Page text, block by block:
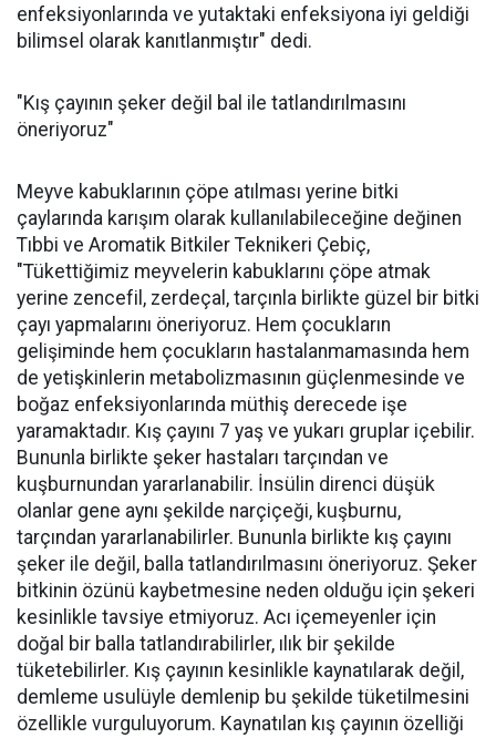
enfeksiyonlarında ve yutaktaki enfeksiyona iyi geldiği
bilimsel olarak kanıtlanmıştır" dedi.
"Kış çayının şeker değil bal ile tatlandırılmasını
öneriyoruz"
Meyve kabuklarının çöpe atılması yerine bitki
çaylarında karışım olarak kullanılabileceğine değinen
Tıbbi ve Aromatik Bitkiler Teknikeri Çebiç,
"Tükettiğimiz meyvelerin kabuklarını çöpe atmak
yerine zencefil, zerdeçal, tarçınla birlikte güzel bir bitki
çayı yapmalarını öneriyoruz. Hem çocukların
gelişiminde hem çocukların hastalanmamasında hem
de yetişkinlerin metabolizmasının güçlenmesinde ve
boğaz enfeksiyonlarında müthiş derecede işe
yaramaktadır. Kış çayını 7 yaş ve yukarı gruplar içebilir.
Bununla birlikte şeker hastaları tarçından ve
kuşburnundan yararlanabilir. İnsülin direnci düşük
olanlar gene aynı şekilde narçiçeği, kuşburnu,
tarçından yararlanabilirler. Bununla birlikte kış çayını
şeker ile değil, balla tatlandırılmasını öneriyoruz. Şeker
bitkinin özünü kaybetmesine neden olduğu için şekeri
kesinlikle tavsiye etmiyoruz. Acı içemeyenler için
doğal bir balla tatlandırabilirler, ılık bir şekilde
tüketebilirler. Kış çayının kesinlikle kaynatılarak değil,
demleme usulüyle demlenip bu şekilde tüketilmesini
özellikle vurguluyorum. Kaynatılan kış çayının özelliği